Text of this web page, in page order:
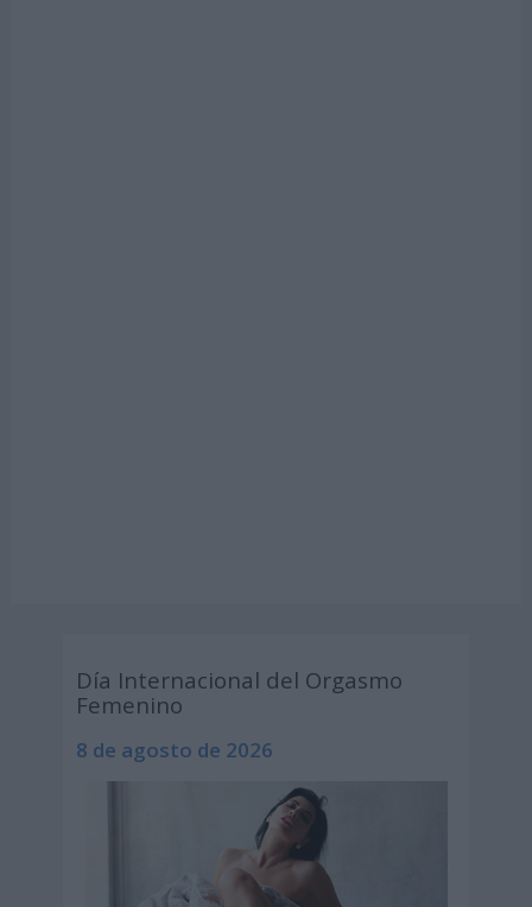
Día Internacional del Orgasmo
Femenino
8 de agosto de 2026